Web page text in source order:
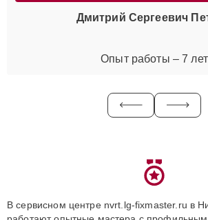
Дмитрий Сергеевич
Опыт работы – 7 лет
В сервисном центре nvrt.lg-fixmaster.ru в